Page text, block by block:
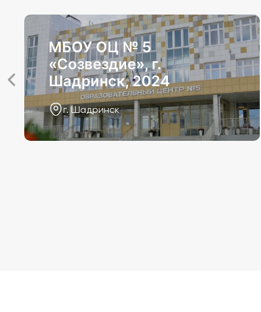
МБОУ ОЦ № 5
«Созвездие», г.
Шадринск, 2024
г. Шадринск